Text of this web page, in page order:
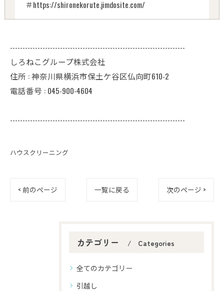
＃https://shironekorute.jimdosite.com/
----------------------------------------------------------------------
しろねこグループ株式会社
住所 : 神奈川県横浜市保土ケ谷区仏向町610-2
電話番号 : 045-900-4604
----------------------------------------------------------------------
ハウスクリーニング
< 前のページ 一覧に戻る 次のページ >
カテゴリー Categories
全てのカテゴリー
引越し